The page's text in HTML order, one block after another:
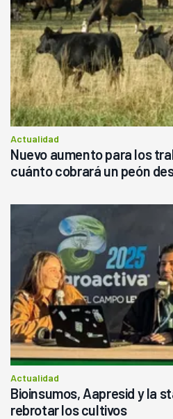
Actualidad
Nuevo aumento para los
cuánto cobrará un peón
Actualidad
Bioinsumos, Aapresid y la
rebrotar los cultivos